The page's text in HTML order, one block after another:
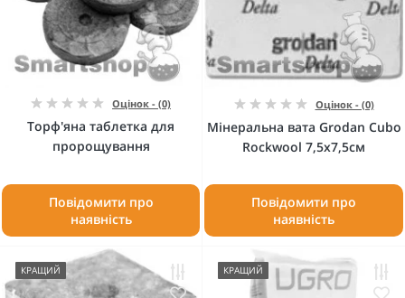
Оцінок - (0)
Торф'яна таблетка для
пророщування
Повідомити про
наявність
Оцінок - (0)
Мінеральна вата Grodan Cubo
Rockwool 7,5x7,5см
Повідомити про
наявність
КРАЩИЙ КРАЩИЙ